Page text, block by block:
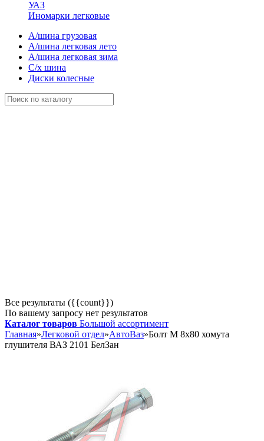
УАЗ
Иномарки легковые
А/шина грузовая
А/шина легковая лето
А/шина легковая зима
С/х шина
Диски колесные
Все результаты ({{count}})
По вашему запросу нет результатов
Каталог товаров Большой ассортимент
Главная»Легковой отдел»АвтоВаз»Болт М 8х80 хомута
глушителя ВАЗ 2101 БелЗан